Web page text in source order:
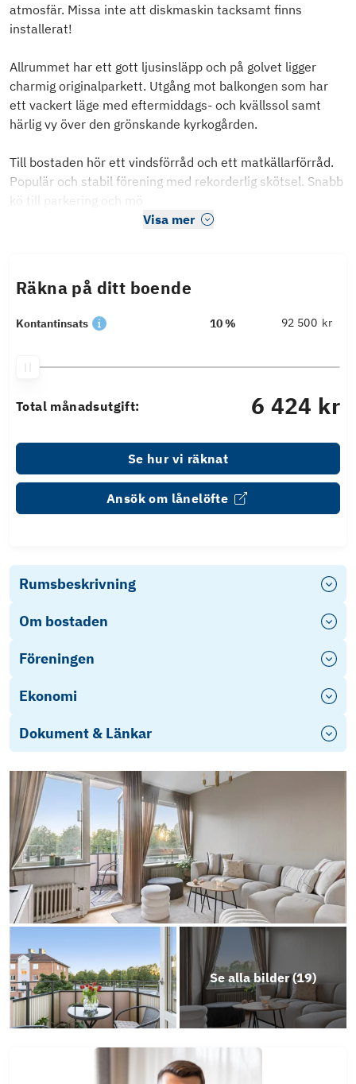
atmosfär. Missa inte att diskmaskin tacksamt finns
installerat!
Allrummet har ett gott ljusinsläpp och på golvet ligger
charmig originalparkett. Utgång mot balkongen som har
ett vackert läge med eftermiddags- och kvällssol samt
härlig vy över den grönskande kyrkogården.
Till bostaden hör ett vindsförråd och ett matkällarförråd.
Populär och stabil förening med rekorderlig skötsel. Snabb
kö till parkering och mö
Visa mer
Räkna på ditt boende
Kontantinsats 10 % kr
Total månadsutgift: 6 424 kr
Se hur vi räknat
Ansök om lånelöfte
Rumsbeskrivning
Om bostaden
Föreningen
Ekonomi
Dokument & Länkar
Energideklaration - Kaflegatan 9B
Se alla bilder (19)